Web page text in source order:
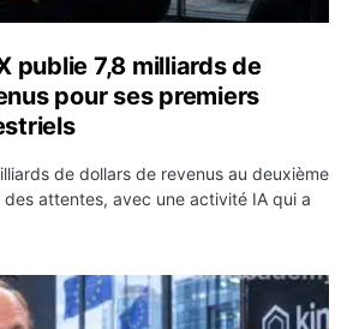
publie 7,8 milliards de
pour ses premiers
de dollars de revenus au deuxième
attentes, avec une activité IA qui a
311 milliards de dollars de fonds